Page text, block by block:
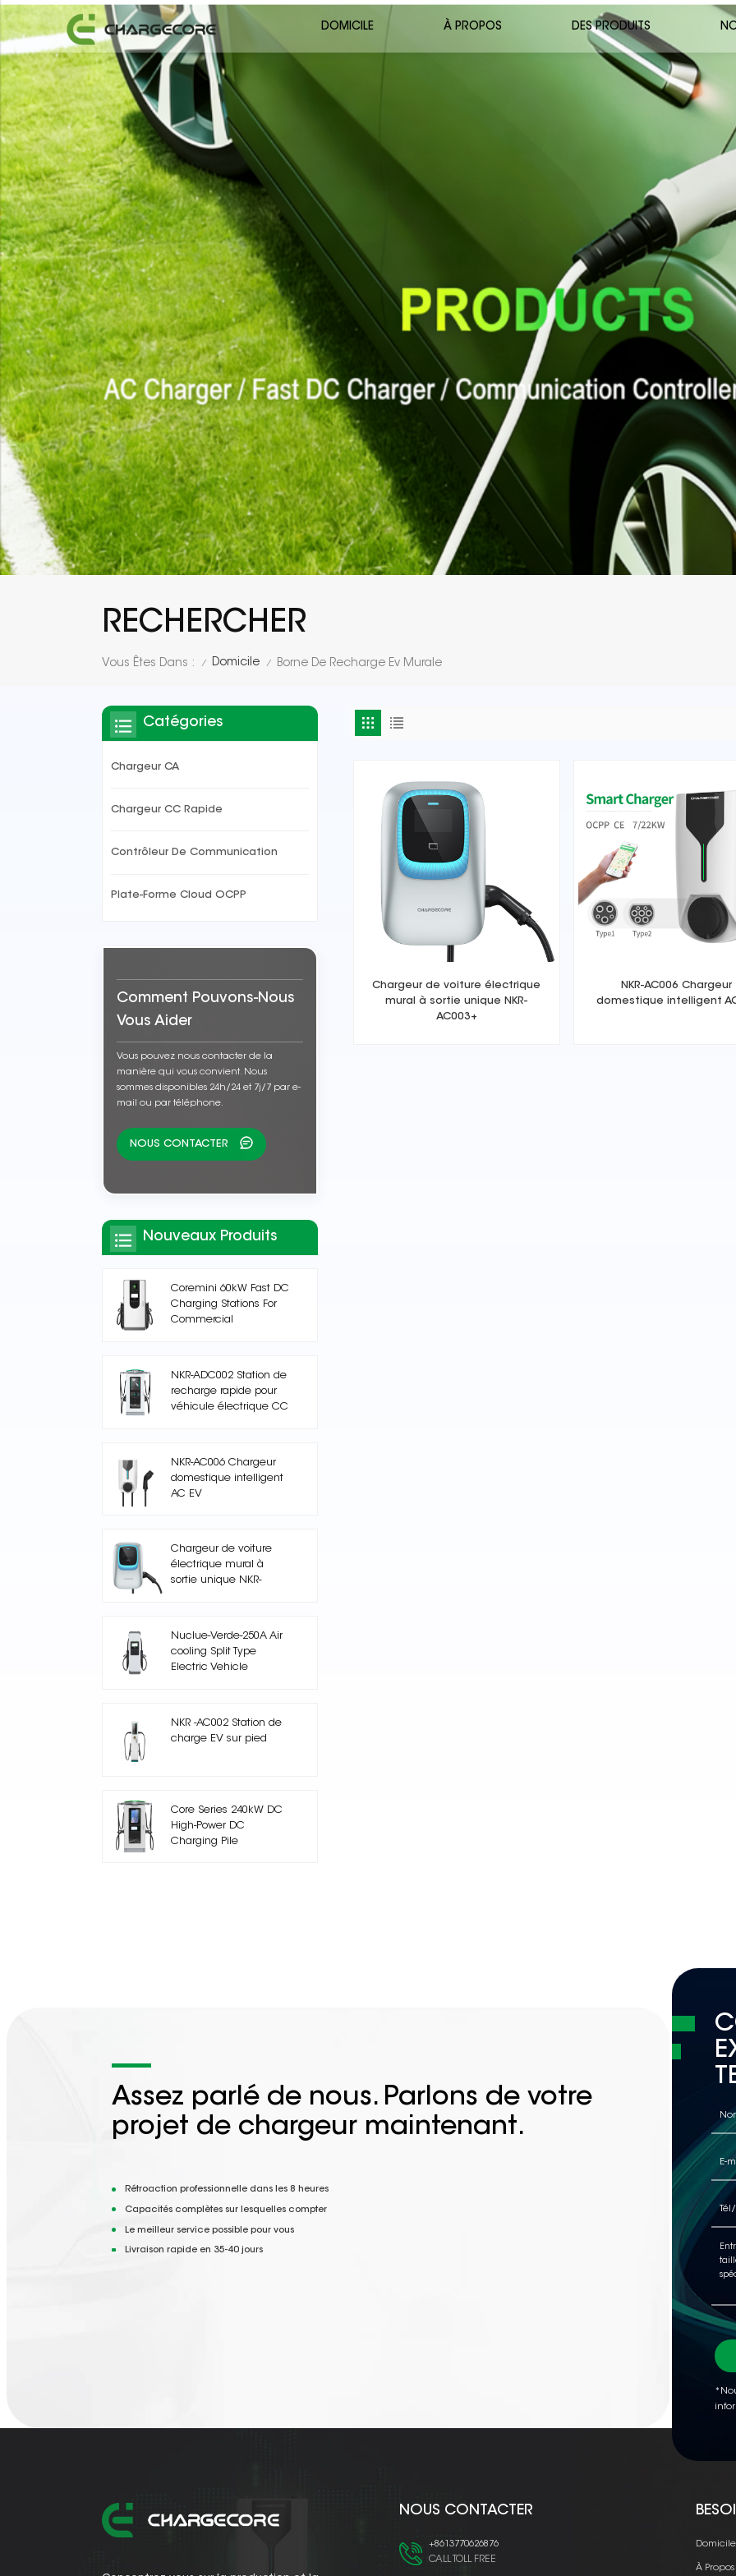
DOMICILE À PROPOS DES PRODUITS
RECHERCHER
Vous Êtes Dans : / Domicile / Borne De Recharge Ev Murale
Chargeur de voiture électrique
mural à sortie unique NKR-
AC003+
NKR-AC006 Chargeur
domestique intelligent
Catégories
Chargeur CA
Chargeur CC Rapide
Contrôleur De Communication
Plate-Forme Cloud OCPP
Comment Pouvons-Nous
Vous Aider
Vous pouvez nous contacter de la
manière qui vous convient. Nous
sommes disponibles 24h/24 et 7j/7 par e-
mail ou par téléphone.
NOUS CONTACTER
Nouveaux Produits
Coremini 60kW Fast DC
Charging Stations For
Commercial
NKR-ADC002 Station de
recharge rapide pour
véhicule électrique CC
NKR-AC006 Chargeur
domestique intelligent
AC EV
Chargeur de voiture
électrique mural à
sortie unique NKR-
Nuclue-Verde-250A Air
cooling Split Type
Electric Vehicle
NKR -AC002 Station de
charge EV sur pied
Core Series 240kW DC
High-Power DC
Charging Pile
Assez parlé de nous. Parlons de votre
projet de chargeur maintenant.
Rétroaction professionnelle dans les 8 heures
Capacités complètes sur lesquelles compter
Le meilleur service possible pour vous
Livraison rapide en 35-40 jours
NOUS CONTACTER
+8613770626876
CALL TOLL FREE
Domicile
À